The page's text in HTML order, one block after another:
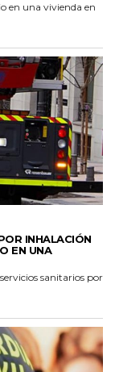
en una vivienda en
INHALACIÓN
EN UNA
sanitarios por